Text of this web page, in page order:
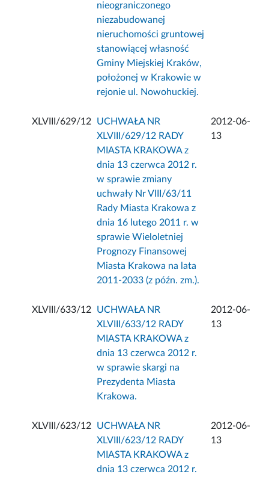
nieograniczonego
niezabudowanej
nieruchomości gruntowej
stanowiącej własność
Gminy Miejskiej Kraków,
położonej w Krakowie w
rejonie ul. Nowohuckiej.
XLVIII/629/12
UCHWAŁA NR
XLVIII/629/12 RADY
MIASTA KRAKOWA z
dnia 13 czerwca 2012 r.
w sprawie zmiany
uchwały Nr VIII/63/11
Rady Miasta Krakowa z
dnia 16 lutego 2011 r. w
sprawie Wieloletniej
Prognozy Finansowej
Miasta Krakowa na lata
2011-2033 (z późn. zm.).
2012-06-
13
XLVIII/633/12
UCHWAŁA NR
XLVIII/633/12 RADY
MIASTA KRAKOWA z
dnia 13 czerwca 2012 r.
w sprawie skargi na
Prezydenta Miasta
Krakowa.
2012-06-
13
XLVIII/623/12
UCHWAŁA NR
XLVIII/623/12 RADY
MIASTA KRAKOWA z
dnia 13 czerwca 2012 r.
2012-06-
13